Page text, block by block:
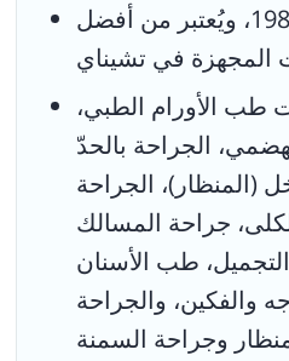
تأسس عام 1985، ويُعتبر من أفضل
طب الأورام الطبي،
الجراحة بالحدّ
(المنظار)، الجراحة
جراحة المسالك
التجميل، طب الأسنان
والفكين، والجراحة